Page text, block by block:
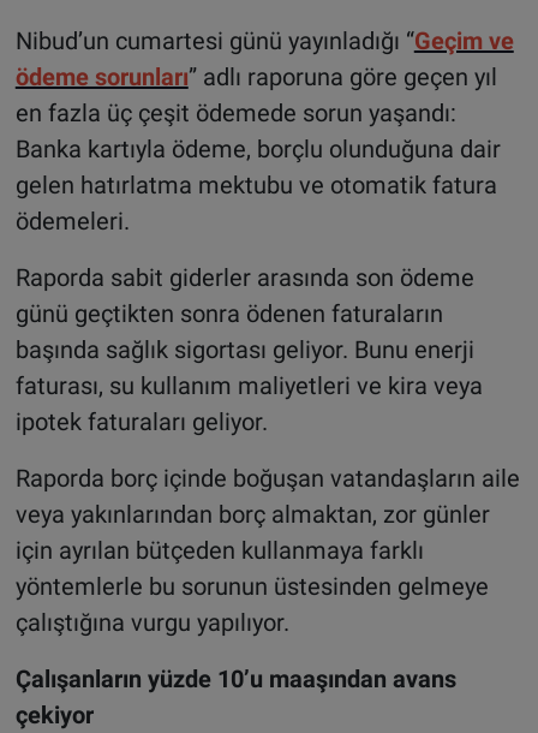
Nibud’un cumartesi günü yayınladığı “Geçim ve
ödeme sorunları” adlı raporuna göre geçen yıl
en fazla üç çeşit ödemede sorun yaşandı:
Banka kartıyla ödeme, borçlu olunduğuna dair
gelen hatırlatma mektubu ve otomatik fatura
ödemeleri.
Raporda sabit giderler arasında son ödeme
günü geçtikten sonra ödenen faturaların
başında sağlık sigortası geliyor. Bunu enerji
faturası, su kullanım maliyetleri ve kira veya
ipotek faturaları geliyor.
Raporda borç içinde boğuşan vatandaşların aile
veya yakınlarından borç almaktan, zor günler
için ayrılan bütçeden kullanmaya farklı
yöntemlerle bu sorunun üstesinden gelmeye
çalıştığına vurgu yapılıyor.
Çalışanların yüzde 10’u maaşından avans
çekiyor